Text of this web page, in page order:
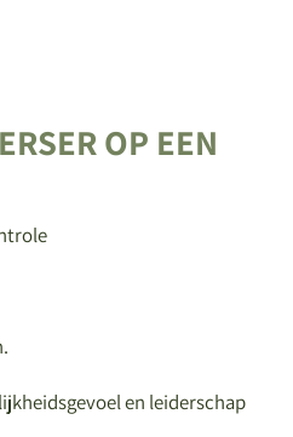
OP EEN
en leiderschap